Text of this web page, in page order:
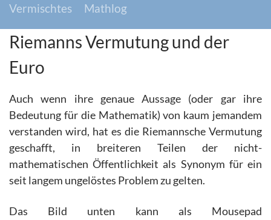
Vermischtes
Mathlog
Riemanns Vermutung und der
Euro
Auch wenn ihre genaue Aussage (oder gar ihre
Bedeutung für die Mathematik) von kaum jemandem
verstanden wird, hat es die Riemannsche Vermutung
geschafft, in breiteren Teilen der nicht-
mathematischen Öffentlichkeit als Synonym für ein
seit langem ungelöstes Problem zu gelten.
Das Bild unten kann als Mousepad